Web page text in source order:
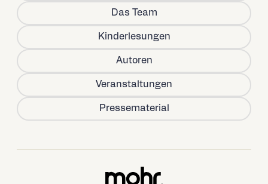
Das Team
Kinderlesungen
Autoren
Veranstaltungen
Pressematerial